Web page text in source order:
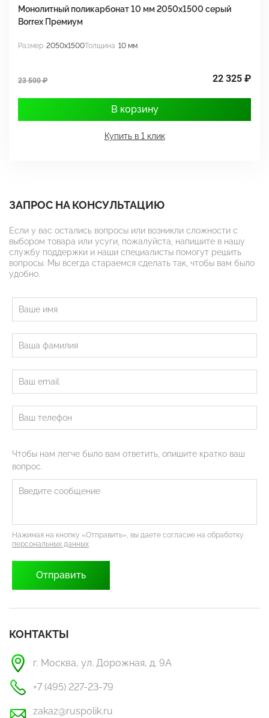
Монолитный поликарбонат 10 мм 2050х1500 серый
Borrex Премиум
Размер 2050x1500Толщина 10 мм
23 500 ₽ 22 325 ₽
В корзину
Купить в 1 клик
ЗАПРОС НА КОНСУЛЬТАЦИЮ
Если у вас остались вопросы или возникли сложности с
выбором товара или усуги, пожалуйста, напишите в нашу
службу поддержки и наши специалисты помогут решить
вопросы. Мы всегда стараемся сделать так, чтобы вам было
удобно.
Чтобы нам легче было вам ответить, опишите кратко ваш
вопрос.
Нажимая на кнопку «Отправить», вы даете согласие на обработку
персональных данных
КОНТАКТЫ
г. Москва, ул. Дорожная, д. 9А
+7 (495) 227-23-79
zakaz@ruspolik.ru